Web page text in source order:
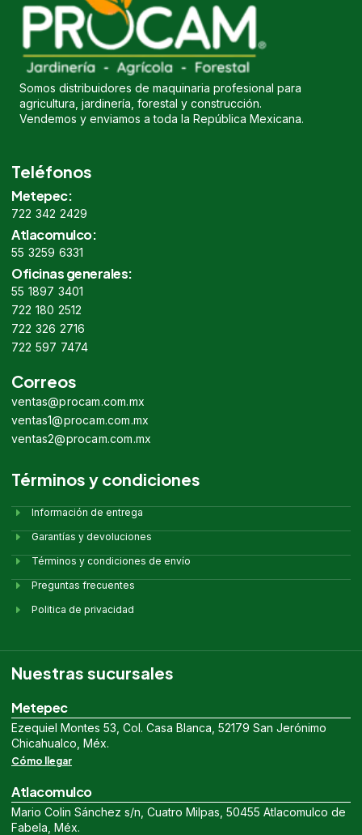
Somos distribuidores de maquinaria profesional para
agricultura, jardinería, forestal y construcción.
Vendemos y enviamos a toda la República Mexicana.
Teléfonos
Metepec:
722 342 2429
Atlacomulco:
55 3259 6331
Oficinas generales:
55 1897 3401
722 180 2512
722 326 2716
722 597 7474
Correos
ventas@procam.com.mx
ventas1@procam.com.mx
ventas2@procam.com.mx
Términos y condiciones
Información de entrega
Garantías y devoluciones
Términos y condiciones de envío
Preguntas frecuentes
Politica de privacidad
Nuestras sucursales
Metepec
Ezequiel Montes 53, Col. Casa Blanca, 52179 San Jerónimo
Chicahualco, Méx.
Cómo llegar
Atlacomulco
Mario Colin Sánchez s/n, Cuatro Milpas, 50455 Atlacomulco de
Fabela, Méx.